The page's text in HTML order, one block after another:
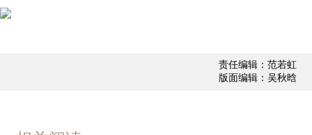
责任编辑：范若虹
版面编辑：吴秋晗